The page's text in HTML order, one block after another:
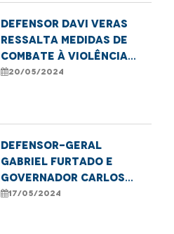
Defensor Davi Veras
ressalta medidas de
combate à violência
contra crianças e
20/05/2024
Defensor-geral
Gabriel Furtado e
governador Carlos
Brandão apontam
17/05/2024